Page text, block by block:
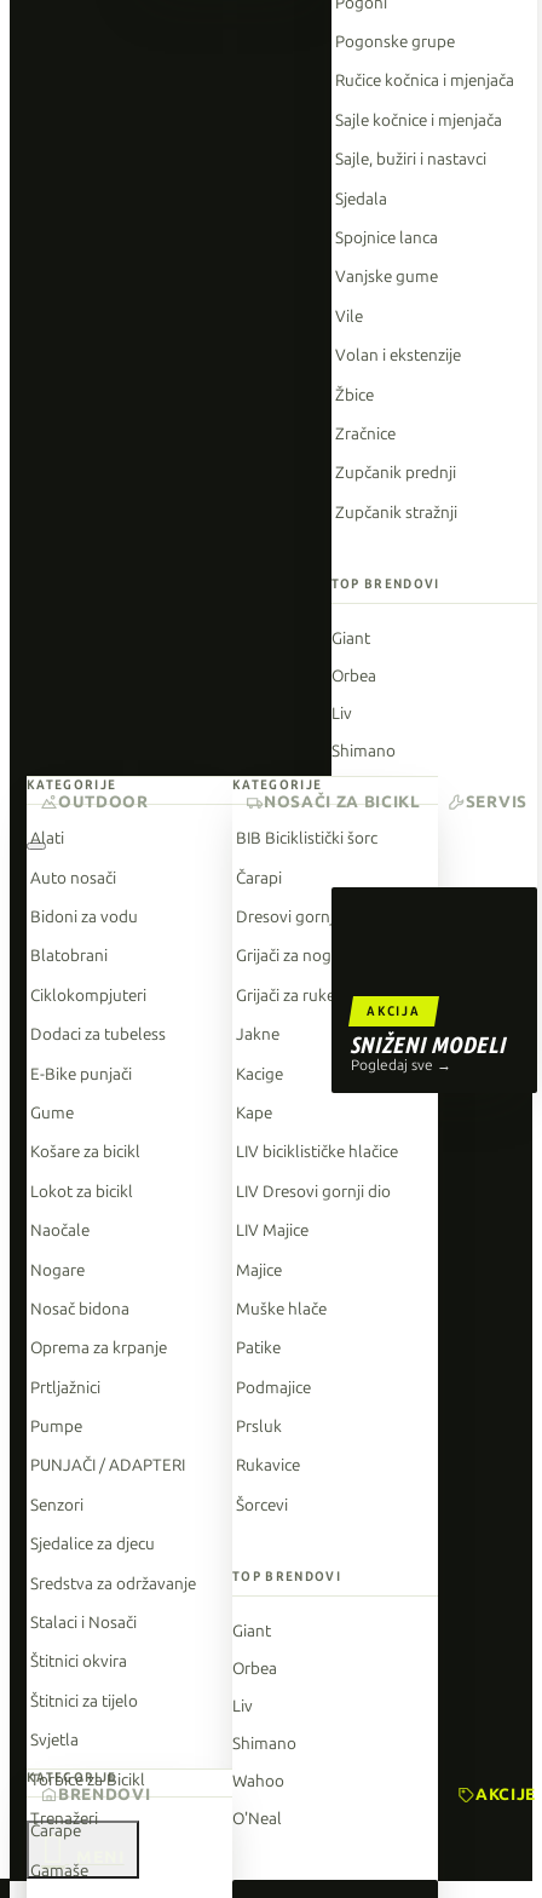
Pogonske grupe
Ručice kočnica i mjenjača
Sajle kočnice i mjenjača
Sajle, bužiri i nastavci
Sjedala
Spojnice lanca
Vanjske gume
Vile
Volan i ekstenzije
Žbice
Zračnice
Zupčanik prednji
Zupčanik stražnji
TOP BRENDOVI
Giant
Orbea
Liv
Shimano
O'Neal
AKCIJA
SNIŽENI MODELI
Pogledaj sve →
KATEGORIJE
Alati
Auto nosači
Bidoni za vodu
Blatobrani
Ciklokompjuteri
Dodaci za tubeless
E-Bike punjači
Gume
Košare za bicikl
Lokot za bicikl
Naočale
Nogare
Nosač bidona
Oprema za krpanje
Prtljažnici
Pumpe
PUNJAČI / ADAPTERI
Senzori
Sjedalice za djecu
Sredstva za održavanje
Stalaci i Nosači
Štitnici okvira
Štitnici za tijelo
Svjetla
Torbice za Bicikl
Trenažeri
KATEGORIJE
BIB Biciklistički šorc
Čarapi
Dresovi gornji dio
Grijači za noge
Grijači za ruke
Jakne
Kacige
Kape
LIV biciklističke hlačice
LIV Dresovi gornji dio
LIV Majice
Majice
Muške hlače
Patike
Podmajice
Prsluk
Rukavice
Šorcevi
TOP BRENDOVI
Giant
Orbea
Liv
Shimano
Wahoo
O'Neal
OUTDOOR
KATEGORIJE
Čarape
Gamaše
NOSAČI ZA BICIKL SERVIS
BRENDOVI AKCIJE
